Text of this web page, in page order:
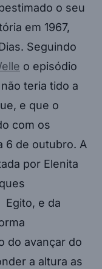
o seu
em 1967,
Seguindo
o episódio
teria tido a
e que o
com os
6 de outubro. A
por Elenita
Egito, e da
do avançar do
a altura as